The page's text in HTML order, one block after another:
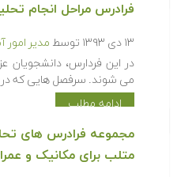
فرادرس مراحل انجام
۱۳ دی ۱۳۹۳ توسط مدیر
در این فردارس، دانشجویان
می شوند. سرفصل هایی که
ادامه مطلب
مجموعه فرادرس های
متلب برای مکانیک و